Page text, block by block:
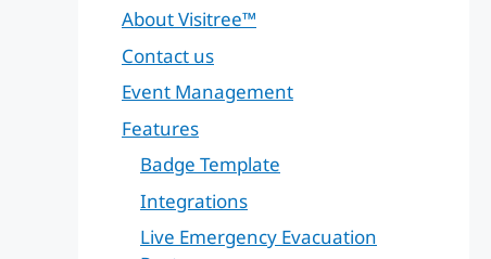
About Visitree™
Contact us
Event Management
Features
Badge Template
Integrations
Live Emergency Evacuation